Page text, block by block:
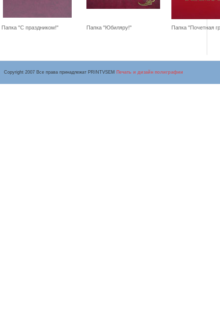
Папка "С праздником!" Папка "Юбиляру!" Папка "Почетная
Copyright 2007 Все права принадлежат PRINTVSEM Печать и дизайн полиграфии